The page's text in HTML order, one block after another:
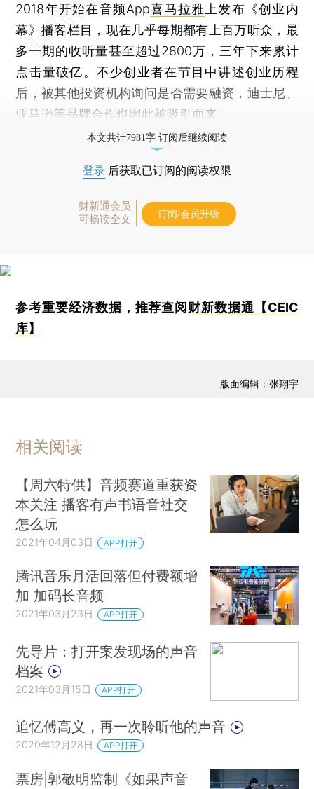
2018年开始在音频App喜马拉雅 上发布《创业内
幕》播客栏目，现在几乎每期都有上百万听众，最
多一期的收听量甚至超过2800万，三年下来累计
点击量破亿。不少创业者在节目中讲述创业历程
后，被其他投资机构询问是否需要融资，迪士尼、
亚马逊等品牌合作也因此被吸引而来。
本文共计7981字 订阅后继续阅读
登录 后获取已订阅的阅读权限
财新通会员
可畅读全文
订阅/会员升级
参考重要经济数据，推荐查阅 财新数据通【CEIC
库】
版面编辑：张翔宇
相关阅读
【周六特供】音频赛道重获资
本关注 播客有声书语音社交
怎么玩
2021年04月03日 APP打开
腾讯音乐月活回落但付费额增
加 加码长音频
2021年03月23日 APP打开
先导片：打开案发现场的声音
档案
2021年03月15日 APP打开
追忆傅高义，再一次聆听他的声音
2020年12月28日 APP打开
票房|郭敬明监制《如果声音